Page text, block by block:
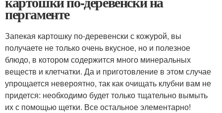
пергаменте
Запекая картошку по-деревенски с кожурой, вы
получаете не только очень вкусное, но и полезное
блюдо, в котором содержится много минеральных
веществ и клетчатки. Да и приготовление в этом случае
упрощается невероятно, так как очищать клубни вам не
придется: необходимо будет только тщательно вымыть
их с помощью щетки. Все остальное элементарно!